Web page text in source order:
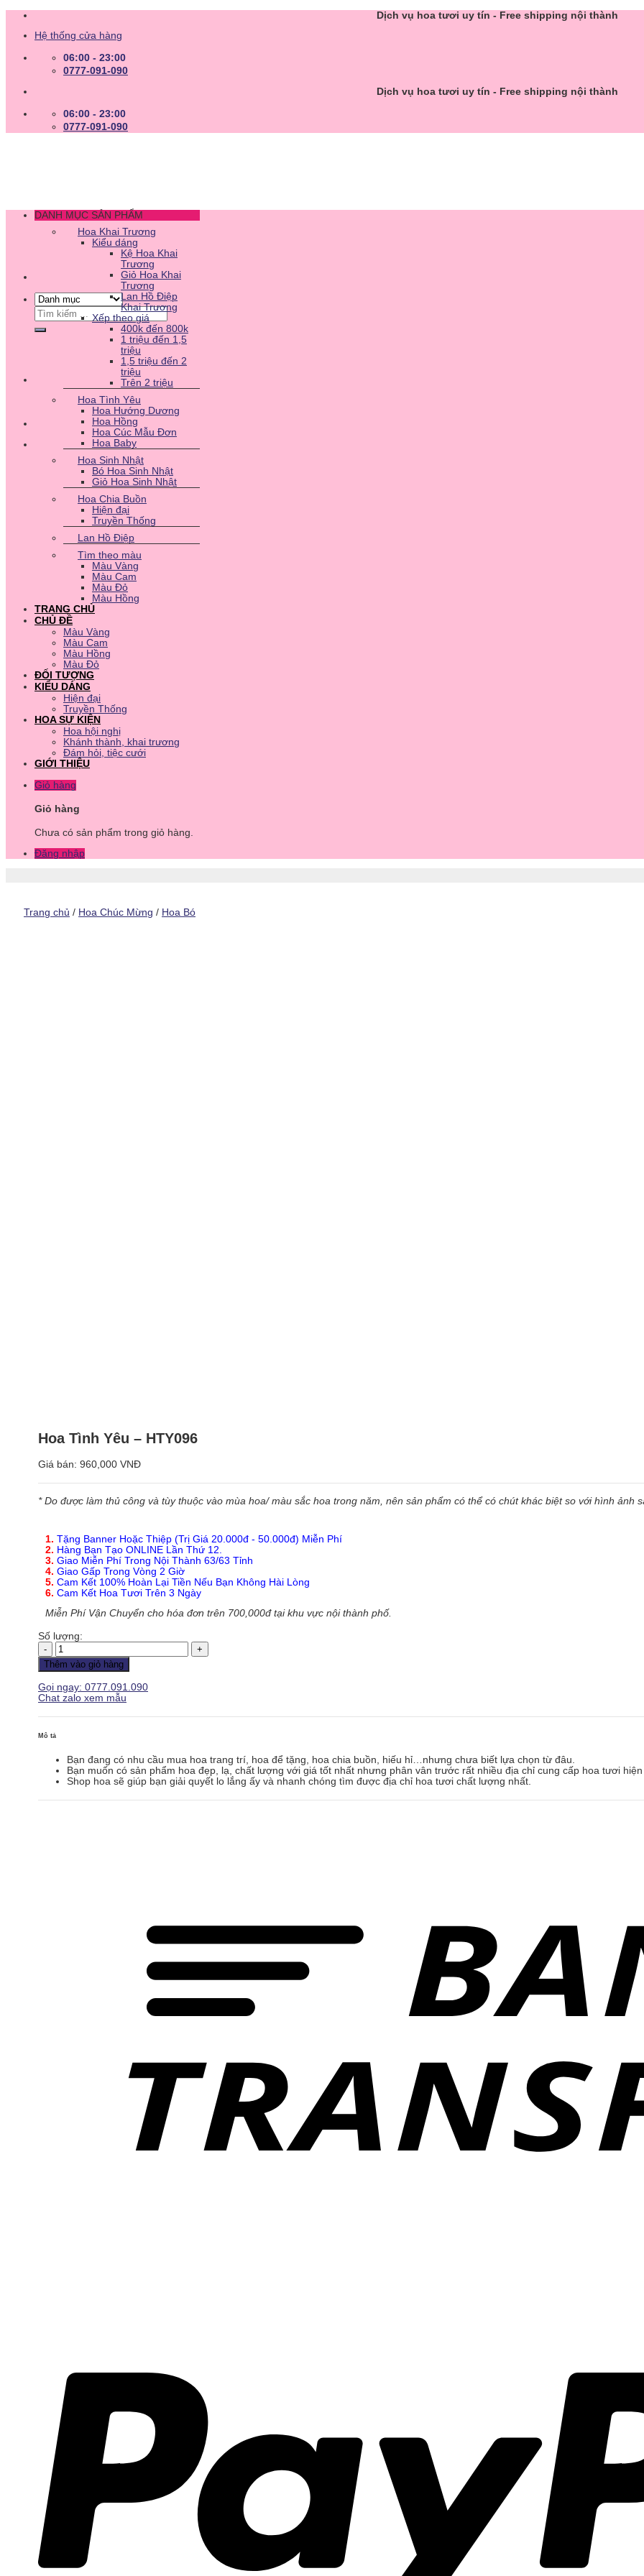
Skip
content
Dịch vụ hoa tươi uy tín - Free shipping nội thành
Hệ thống cửa hàng
06:00 - 23:00
0777-091-090
Dịch vụ hoa tươi uy tín - Free shipping nội thành
06:00 - 23:00
0777-091-090
Tìm
kiếm:
DANH MỤC SẢN PHẨM
Hoa Khai Trương
Kiểu dáng
Kệ Hoa Khai
Trương
Giỏ Hoa Khai
Trương
Lan Hồ Điệp
Khai Trương
Xếp theo giá
400k đến 800k
1 triệu đến 1,5
triệu
1,5 triệu đến 2
triệu
Trên 2 triệu
Hoa Tình Yêu
Hoa Hướng Dương
Hoa Hồng
Hoa Cúc Mẫu Đơn
Hoa Baby
Hoa Sinh Nhật
Bó Hoa Sinh Nhật
Giỏ Hoa Sinh Nhật
Hoa Chia Buồn
Hiện đại
Truyền Thống
Lan Hồ Điệp
Tìm theo màu
Màu Vàng
Màu Cam
Màu Đỏ
Màu Hồng
TRANG CHỦ
CHỦ ĐỀ
Màu Vàng
Màu Cam
Màu Hồng
Màu Đỏ
ĐỐI TƯỢNG
KIỂU DÁNG
Hiện đại
Truyền Thống
HOA SỰ KIỆN
Hoa hội nghị
Khánh thành, khai trương
Đám hỏi, tiệc cưới
GIỚI THIỆU
Giỏ hàng
Giỏ hàng
Chưa có sản phẩm trong giỏ hàng.
Đăng nhập
Trang chủ / Hoa Chúc Mừng / Hoa Bó
Hoa Tình Yêu – HTY096
Giá bán: 960,000 VNĐ
* Do được làm thủ công và tùy thuộc vào mùa hoa/ màu sắc hoa trong năm, nên sản phẩm có thể có chút khác biệt so với hình ảnh
1. Tặng Banner Hoặc Thiệp (Trị Giá 20.000đ - 50.000đ) Miễn Phí
2. Hàng Bạn Tạo ONLINE Lần Thứ 12.
3. Giao Miễn Phí Trong Nội Thành 63/63 Tỉnh
4. Giao Gấp Trong Vòng 2 Giờ
5. Cam Kết 100% Hoàn Lại Tiền Nếu Bạn Không Hài Lòng
6. Cam Kết Hoa Tươi Trên 3 Ngày
Miễn Phí Vận Chuyển cho hóa đơn trên 700,000đ tại khu vực nội thành phố.
Số lượng:
Hoa
Tình
Yêu
HTY096
số
Thêm vào giỏ hàng
Gọi ngay: 0777.091.090
Chat zalo xem mẫu
Mô tả
Bạn đang có nhu cầu mua hoa trang trí, hoa để tặng, hoa chia buồn, hiếu hỉ…nhưng chưa biết lựa chọn từ đâu.
Bạn muốn có sản phẩm hoa đẹp, lạ, chất lượng với giá tốt nhất nhưng phân vân trước rất nhiều địa chỉ cung cấp hoa tươi hiện
Shop hoa sẽ giúp bạn giải quyết lo lắng ấy và nhanh chóng tìm được địa chỉ hoa tươi chất lượng nhất.